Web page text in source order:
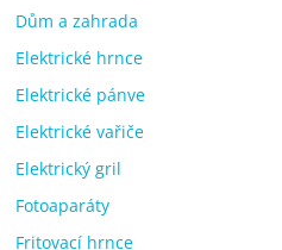
Dům a zahrada
Elektrické hrnce
Elektrické pánve
Elektrické vařiče
Elektrický gril
Fotoaparáty
Fritovací hrnce